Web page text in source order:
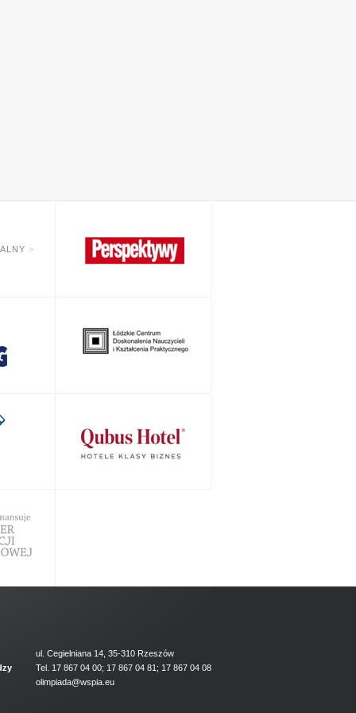
ul. Cegielniana 14, 35-310 Rzeszów
Tel. 17 867 04 00; 17 867 04 81; 17 867 04 08
olimpiada@wspia.eu